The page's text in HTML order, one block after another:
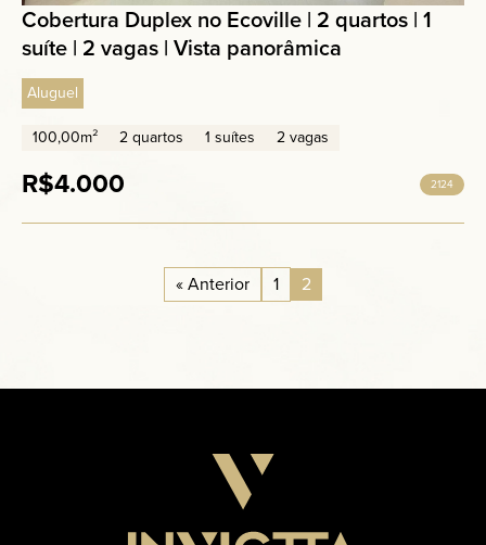
Cobertura Duplex no Ecoville | 2 quartos | 1
suíte | 2 vagas | Vista panorâmica
Aluguel
100,00m²
2 quartos 1 suítes 2 vagas
R$4.000 2124
« Anterior 1 2